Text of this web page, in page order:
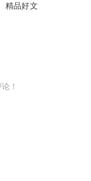
精品好文
！